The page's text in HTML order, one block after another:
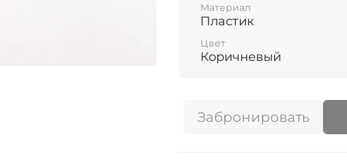
Материал
Пластик
Цвет
Коричневый
Забронировать